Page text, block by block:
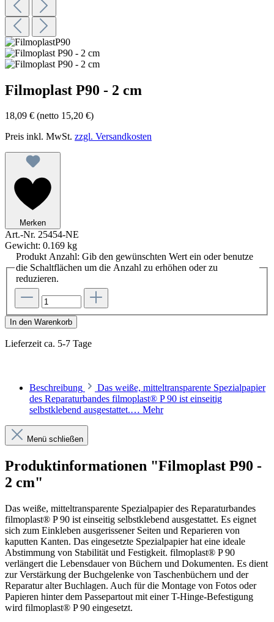
Filmoplast P90 - 2 cm
18,09 € (netto 15,20 €)
Preis inkl. MwSt. zzgl. Versandkosten
Merken
Art.-Nr. 25454-NE
Gewicht: 0.169 kg
Produkt Anzahl: Gib den gewünschten Wert ein oder benutze
die Schaltflächen um die Anzahl zu erhöhen oder zu
reduzieren.
In den Warenkorb
Lieferzeit ca. 5-7 Tage
Beschreibung
Das weiße, mitteltransparente Spezialpapier
des Reparaturbandes filmoplast® P 90 ist einseitig
selbstklebend ausgestattet.… Mehr
Menü schließen
Produktinformationen "Filmoplast P90 -
2 cm"
Das weiße, mitteltransparente Spezialpapier des Reparaturbandes
filmoplast® P 90 ist einseitig selbstklebend ausgestattet. Es eignet
sich zum Einkleben ausgerissener Seiten und Reparieren von
kaputten Kanten. Das eingesetzte Spezialpapier hat eine ideale
Abstimmung von Stabilität und Festigkeit. filmoplast® P 90
verlängert die Lebensdauer von Büchern und Dokumenten. Es dient
zur Verstärkung der Buchgelenke von Taschenbüchern und der
Reparatur alter Buchlagen. Auch für die Montage von Fotos oder
Papieren hinter dem Passepartout mit einer T-Hinge-Befestigung
wird filmoplast® P 90 eingesetzt.